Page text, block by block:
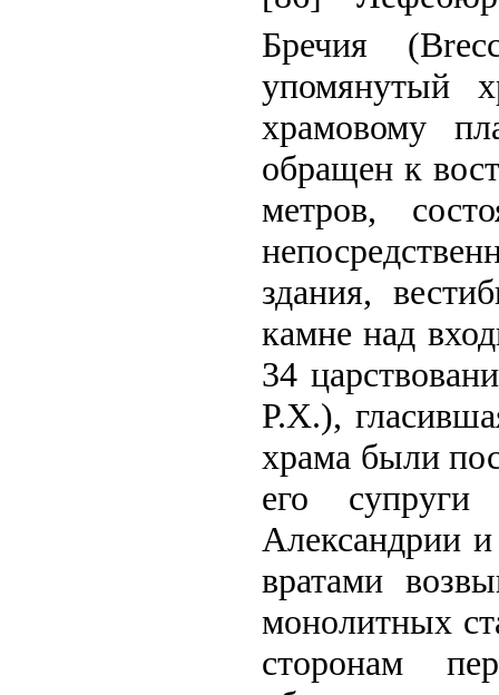
Бречия
упомянутый
храмовому
обращен к
метров,
здания,
камне над
34
Р.Х.),
храма были
его
Александрии
вратами
монолитных
сторонам